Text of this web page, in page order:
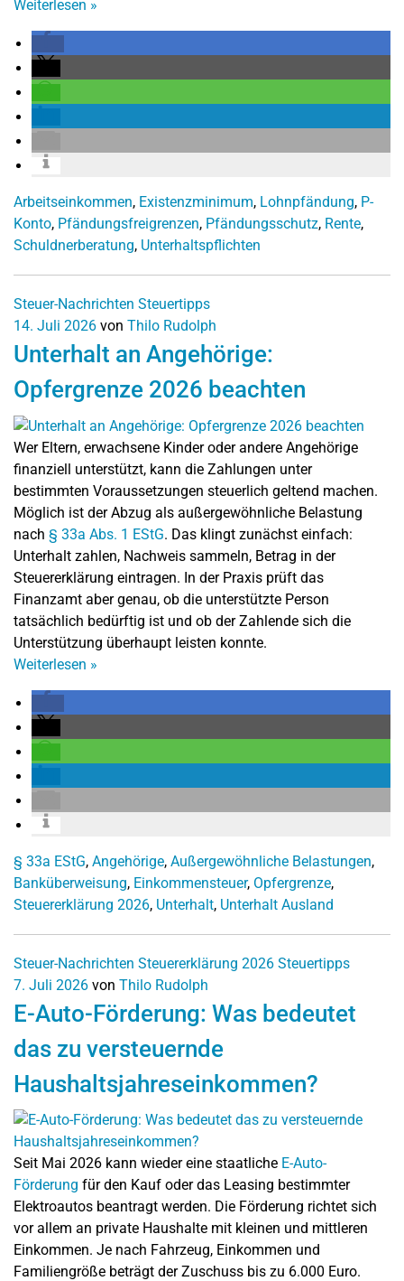
Weiterlesen »
Arbeitseinkommen, Existenzminimum, Lohnpfändung, P-
Konto, Pfändungsfreigrenzen, Pfändungsschutz, Rente,
Schuldnerberatung, Unterhaltspflichten
Steuer-Nachrichten Steuertipps
14. Juli 2026 von Thilo Rudolph
Unterhalt an Angehörige:
Opfergrenze 2026 beachten
Wer Eltern, erwachsene Kinder oder andere Angehörige
finanziell unterstützt, kann die Zahlungen unter
bestimmten Voraussetzungen steuerlich geltend machen.
Möglich ist der Abzug als außergewöhnliche Belastung
nach § 33a Abs. 1 EStG. Das klingt zunächst einfach:
Unterhalt zahlen, Nachweis sammeln, Betrag in der
Steuererklärung eintragen. In der Praxis prüft das
Finanzamt aber genau, ob die unterstützte Person
tatsächlich bedürftig ist und ob der Zahlende sich die
Unterstützung überhaupt leisten konnte.
Weiterlesen »
§ 33a EStG, Angehörige, Außergewöhnliche Belastungen,
Banküberweisung, Einkommensteuer, Opfergrenze,
Steuererklärung 2026, Unterhalt, Unterhalt Ausland
Steuer-Nachrichten Steuererklärung 2026 Steuertipps
7. Juli 2026 von Thilo Rudolph
E-Auto-Förderung: Was bedeutet
das zu versteuernde
Haushaltsjahreseinkommen?
Seit Mai 2026 kann wieder eine staatliche E-Auto-
Förderung für den Kauf oder das Leasing bestimmter
Elektroautos beantragt werden. Die Förderung richtet sich
vor allem an private Haushalte mit kleinen und mittleren
Einkommen. Je nach Fahrzeug, Einkommen und
Familiengröße beträgt der Zuschuss bis zu 6.000 Euro.